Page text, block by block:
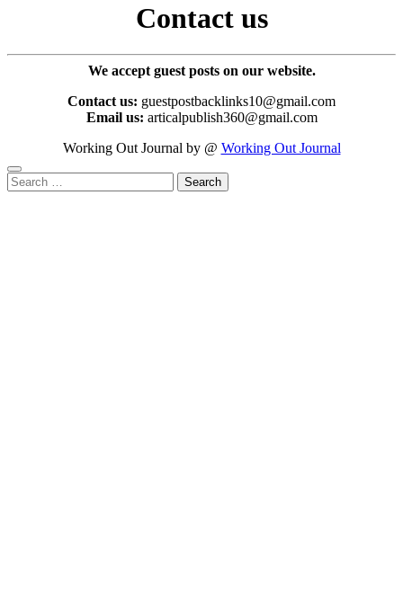
Contact us
We accept guest posts on our website.
Contact us: guestpostbacklinks10@gmail.com
Email us: articalpublish360@gmail.com
Working Out Journal by @ Working Out Journal
Search
for: